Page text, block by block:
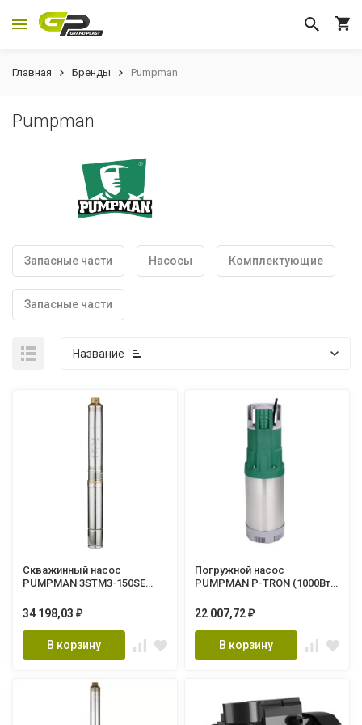
Главная Бренды Pumpman
Pumpman
Запасные части Насосы Комплектующие
Запасные части
Название
Скважинный насос
PUMPMAN 3STM3-150SE
3м3/ч, 80м кабель)
34 198,03 ₽
В корзину
Погружной насос
PUMPMAN P-TRON (1000Вт,
кабель 15м, трос 15м)
22 007,72 ₽
В корзину